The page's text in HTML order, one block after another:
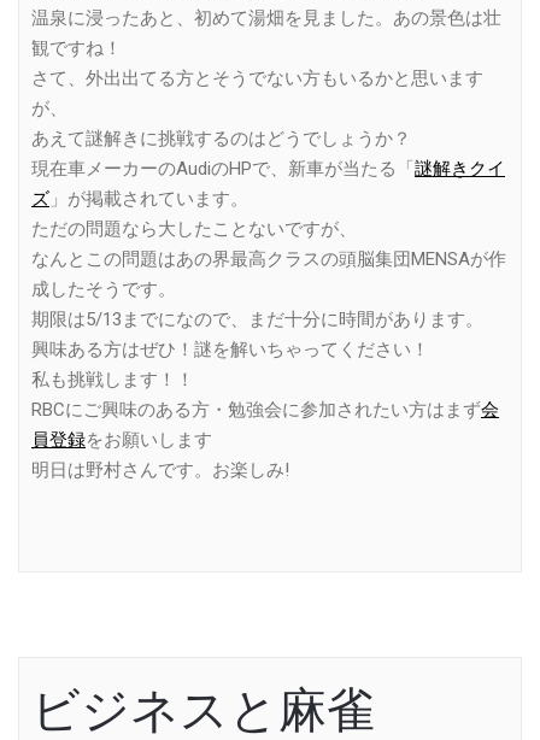
温泉に浸ったあと、初めて湯畑を見ました。あの景色は壮
観ですね！
さて、外出出てる方とそうでない方もいるかと思います
が、
あえて謎解きに挑戦するのはどうでしょうか？
現在車メーカーのAudiのHPで、新車が当たる「謎解きクイ
ズ 」が掲載されています。
ただの問題なら大したことないですが、
なんとこの問題はあの界最高クラスの頭脳集団MENSAが作
成したそうです。
期限は5/13までになので、まだ十分に時間があります。
興味ある方はぜひ！謎を解いちゃってください！
私も挑戦します！！
RBCにご興味のある方・勉強会に参加されたい方はまず会
員登録をお願いします
明日は野村さんです。お楽しみ!
ビジネスと麻雀